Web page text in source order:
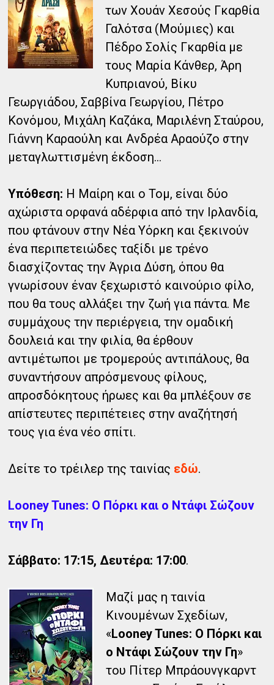
των Χουάν Χεσούς Γκαρθία
Γαλότσα (Μούμιες) και
Πέδρο Σολίς Γκαρθία με
τους Μαρία Κάνθερ, Άρη
Κυπριανού, Βίκυ
Γεωργιάδου, Σαββίνα Γεωργίου, Πέτρο
Κονόμου, Μιχάλη Καζάκα, Μαριλένη Σταύρου,
Γιάννη Καραούλη και Ανδρέα Αραούζο στην
μεταγλωττισμένη έκδοση...
Υπόθεση: Η Μαίρη και ο Τομ, είναι δύο
αχώριστα ορφανά αδέρφια από την Ιρλανδία,
που φτάνουν στην Νέα Υόρκη και ξεκινούν
ένα περιπετειώδες ταξίδι με τρένο
διασχίζοντας την Άγρια Δύση, όπου θα
γνωρίσουν έναν ξεχωριστό καινούριο φίλο,
που θα τους αλλάξει την ζωή για πάντα. Με
συμμάχους την περιέργεια, την ομαδική
δουλειά και την φιλία, θα έρθουν
αντιμέτωποι με τρομερούς αντιπάλους, θα
συναντήσουν απρόσμενους φίλους,
απροσδόκητους ήρωες και θα μπλέξουν σε
απίστευτες περιπέτειες στην αναζήτησή
τους για ένα νέο σπίτι.
Δείτε το τρέιλερ της ταινίας εδώ.
Looney Tunes: Ο Πόρκι και ο Ντάφι Σώζουν
την Γη
Σάββατο: 17:15, Δευτέρα: 17:00.
Μαζί μας η ταινία
Κινουμένων Σχεδίων,
«Looney Tunes: Ο Πόρκι και
ο Ντάφι Σώζουν την Γη»
του Πίτερ Μπράουνγκαρντ